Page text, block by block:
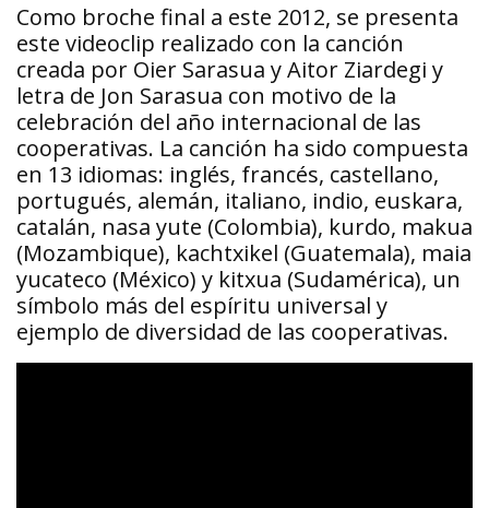
Como broche final a este 2012, se presenta
este videoclip realizado con la canción
creada por Oier Sarasua y Aitor Ziardegi y
letra de Jon Sarasua con motivo de la
celebración del año internacional de las
cooperativas. La canción ha sido compuesta
en 13 idiomas: inglés, francés, castellano,
portugués, alemán, italiano, indio, euskara,
catalán, nasa yute (Colombia), kurdo, makua
(Mozambique), kachtxikel (Guatemala), maia
yucateco (México) y kitxua (Sudamérica), un
símbolo más del espíritu universal y
ejemplo de diversidad de las cooperativas.